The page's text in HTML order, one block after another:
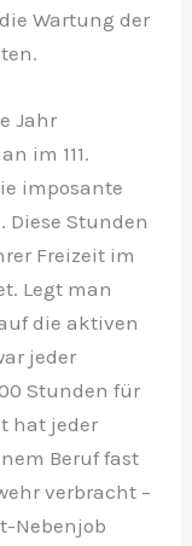
Wartung der
Jahr
im 111.
imposante
Diese Stunden
Freizeit im
Legt man
die aktiven
jeder
Stunden für
hat jeder
Beruf fast
verbracht –
Nebenjob